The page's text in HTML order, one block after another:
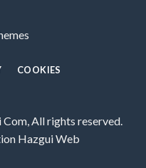
COOKIES
All rights reserved.
Hazgui Web